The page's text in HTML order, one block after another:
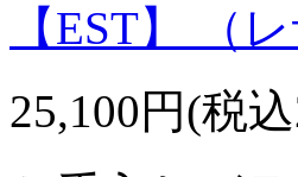
【EST】 （
25,100円(税